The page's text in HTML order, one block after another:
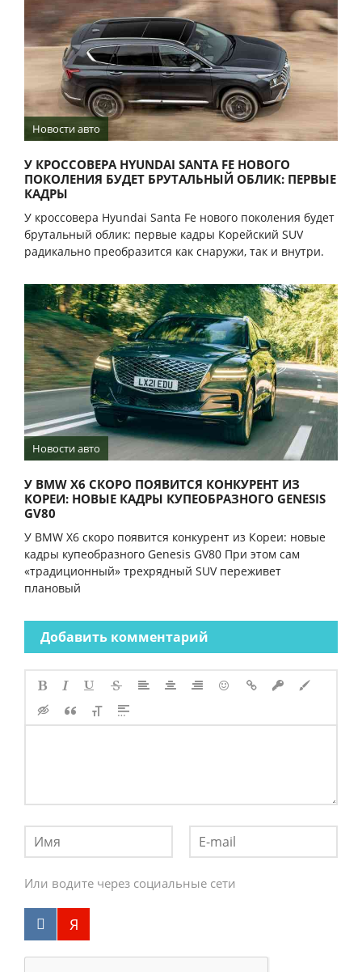
Новости авто
У КРОССОВЕРА HYUNDAI SANTA FE НОВОГО
ПОКОЛЕНИЯ БУДЕТ БРУТАЛЬНЫЙ ОБЛИК: ПЕРВЫЕ
КАДРЫ
У кроссовера Hyundai Santa Fe нового поколения будет
брутальный облик: первые кадры Корейский SUV
радикально преобразится как снаружи, так и внутри.
Новости авто
У BMW X6 СКОРО ПОЯВИТСЯ КОНКУРЕНТ ИЗ
КОРЕИ: НОВЫЕ КАДРЫ КУПЕОБРАЗНОГО GENESIS
GV80
У BMW X6 скоро появится конкурент из Кореи: новые
кадры купеобразного Genesis GV80 При этом сам
«традиционный» трехрядный SUV переживет
плановый
Добавить комментарий
Или водите через социальные сети